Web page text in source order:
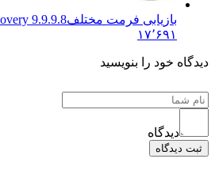
فرمت مختلفRecovery 9.9.9.8
را بنویسید